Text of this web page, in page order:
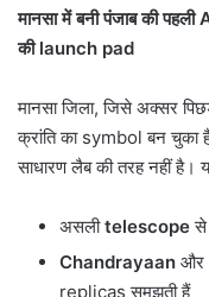
मानसा में बनी पंजाब की पहली
कीlaunch pad
मानसा जिला, जिसे अक्सर
क्रांति का symbol बन चुका
साधारण लैब की तरह नहीं
असलीtelescopeसे
Chandrayaan और
replicas समझती हैं